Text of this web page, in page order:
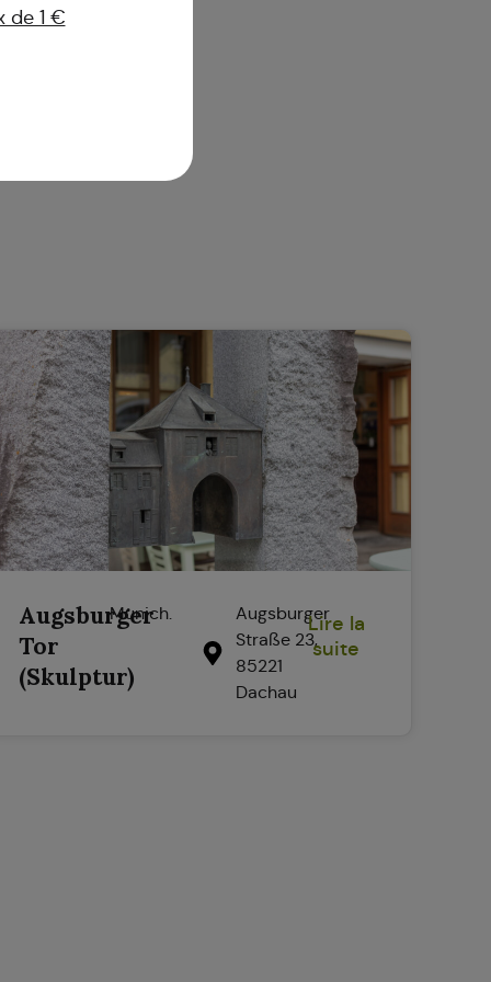
Augsburger
Tor
(Skulptur)
Munich.
Augsburger
Straße 23,
85221
Dachau
Lire la
suite
de 1 €